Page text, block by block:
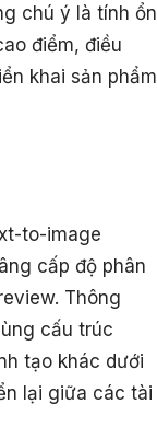
chú ý là tính ổn
điểm, điều
khai sản phẩm
to-image
cấp độ phân
Thông
cấu trúc
tạo khác dưới
lại giữa các tài